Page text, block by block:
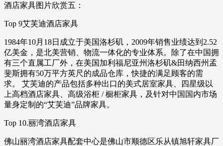
酒店家具图片欣赏五：
Top 9艾芙迪酒店家具
1984年10月18日成立于美国洛杉矶，2009年销售业绩达到2.52
亿美金，是北美营销、物流一体化的专业体系。除了在中国拥
有三个直属工厂外，在美国加利福尼亚州洛杉矶&田纳西州孟
斐斯拥有50万平方英尺的成品仓库，快捷的满足顾客的需
求。 艾芙迪的产品包括多种出口的美式居室家具、四星级以
上高档酒店家具、高级浴柜 / 橱柜家具，及针对中国国内市场
量身定制的“艾芙迪”品牌家具。
Top 10.丽湾酒店家具
佛山丽湾酒店家具配套中心是佛山市顺德区乐从镇旭轩家具厂